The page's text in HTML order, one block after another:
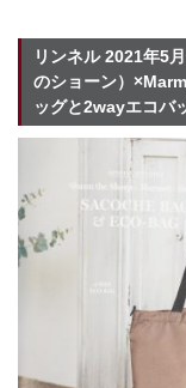
リンネル 2021年5
のショーン）
ッグと2wayエコバ